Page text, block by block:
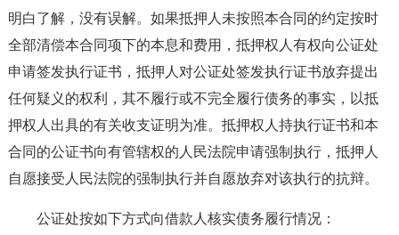
明白了解，没有误解。如果抵押人未按照本合同的约定按时
全部清偿本合同项下的本息和费用，抵押权人有权向公证处
申请签发执行证书，抵押人对公证处签发执行证书放弃提出
任何疑义的权利，其不履行或不完全履行债务的事实，以抵
押权人出具的有关收支证明为准。抵押权人持执行证书和本
合同的公证书向有管辖权的人民法院申请强制执行，抵押人
自愿接受人民法院的强制执行并自愿放弃对该执行的抗辩。
公证处按如下方式向借款人核实债务履行情况：